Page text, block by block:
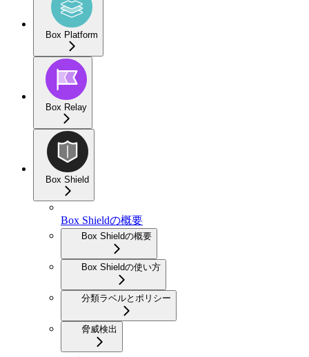
Box Platform
Box Relay
Box Shield
Box Shieldの概要
Box Shieldの概要
Box Shieldの使い方
分類ラベルとポリシー
脅威検出